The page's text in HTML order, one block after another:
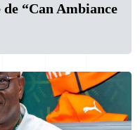
de “Can Ambiance